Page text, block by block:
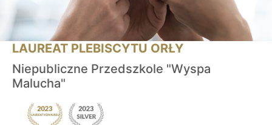
LAUREAT PLEBISCYTU ORŁY
Niepubliczne Przedszkole "Wyspa
Malucha"